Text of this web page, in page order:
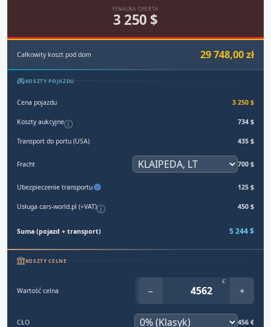
FINALNA OFERTA
3 250 $
Całkowity koszt pod dom 29 748,00 zł
KOSZTY POJAZDU
Cena pojazdu 3 250 $
Koszty aukcyjne 734 $
Transport do portu (USA) 435 $
Fracht 700 $
Ubezpieczenie transportu 125 $
Usługa cars-world.pl (+VAT) 450 $
Suma (pojazd + transport) 5 244 $
KOSZTY CELNE
Wartość celna −
€
+
CŁO 456 €